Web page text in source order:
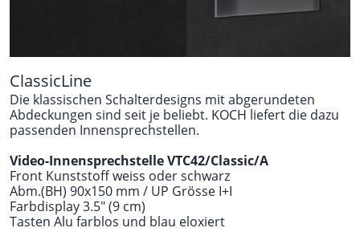
ClassicLine
Die klassischen Schalterdesigns mit abgerundeten
Abdeckungen sind seit je beliebt. KOCH liefert die dazu
passenden Innensprechstellen.
Video-Innensprechstelle VTC42/Classic/A
Front Kunststoff weiss oder schwarz
Abm.(BH) 90x150 mm / UP Grösse I+I
Farbdisplay 3.5" (9 cm)
Tasten Alu farblos und blau eloxiert